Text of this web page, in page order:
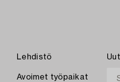
Lehdistö
Avoimet työpaikat